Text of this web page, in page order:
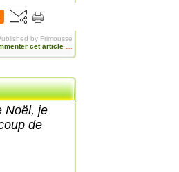
by Frimousse
cet article
Noël, je
de